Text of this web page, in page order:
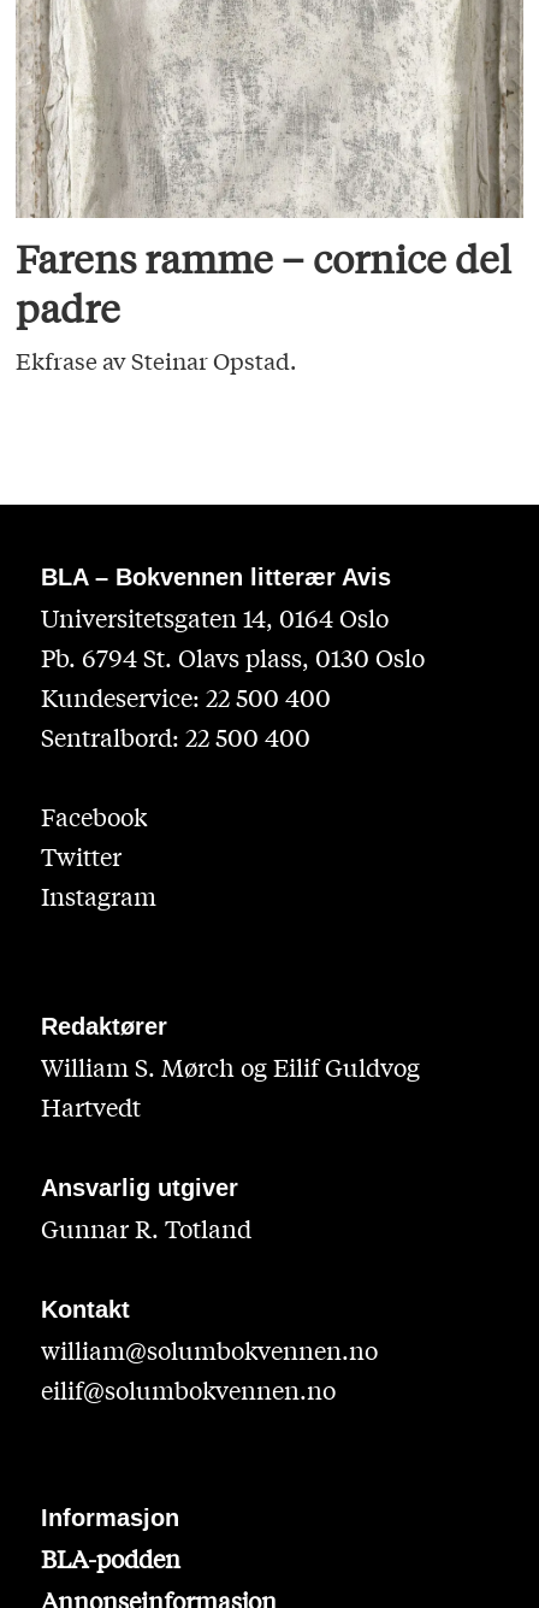
Farens ramme – cornice del
padre
Ekfrase av Steinar Opstad.
BLA – Bokvennen litterær Avis
Universitetsgaten 14, 0164 Oslo
Pb. 6794 St. Olavs plass, 0130 Oslo
Kundeservice: 22 500 400
Sentralbord: 22 500 400
Facebook
Twitter
Instagram
Redaktører
William S. Mørch og Eilif Guldvog
Hartvedt
Ansvarlig utgiver
Gunnar R. Totland
Kontakt
william@solumbokvennen.no
eilif@solumbokvennen.no
Informasjon
BLA-podden
Annonseinformasjon